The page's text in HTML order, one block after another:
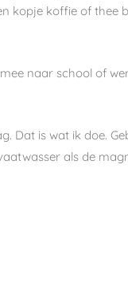
kopje koffie of thee
naar school of
Dat is wat ik doe.
als de